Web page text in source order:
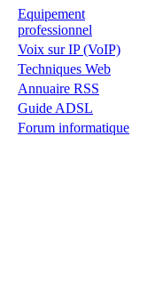
Equipement
professionnel
Voix sur IP (VoIP)
Techniques Web
Annuaire RSS
Guide ADSL
Forum informatique